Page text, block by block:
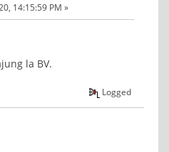
14:15:59 PM »
la BV.
Logged